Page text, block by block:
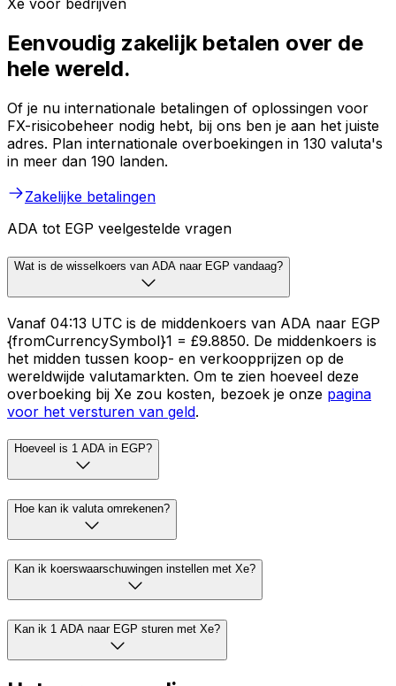
Xe voor bedrijven
Eenvoudig zakelijk betalen over de
hele wereld.
Of je nu internationale betalingen of oplossingen voor
FX-risicobeheer nodig hebt, bij ons ben je aan het juiste
adres. Plan internationale overboekingen in 130 valuta's
in meer dan 190 landen.
Zakelijke betalingen
ADA tot EGP veelgestelde vragen
Wat is de wisselkoers van ADA naar EGP vandaag?
Vanaf 04:13 UTC is de middenkoers van ADA naar EGP
{fromCurrencySymbol}1 = £9.8850. De middenkoers is
het midden tussen koop- en verkoopprijzen op de
wereldwijde valutamarkten. Om te zien hoeveel deze
overboeking bij Xe zou kosten, bezoek je onze pagina
voor het versturen van geld.
Hoeveel is 1 ADA in EGP?
Hoe kan ik valuta omrekenen?
Kan ik koerswaarschuwingen instellen met Xe?
Kan ik 1 ADA naar EGP sturen met Xe?